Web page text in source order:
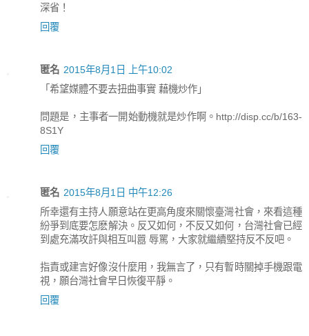
深省！
回覆
匿名 2015年8月1日 上午10:02
「希望媒體不要去扭曲事實 藉機炒作」
問題是，主事者一開始動機就是炒作啊。http://disp.cc/b/163-
8S1Y
回覆
匿名 2015年8月1日 中午12:26
所幸還有主持人願意站在更高角度來關懷臺灣社會，來看這種
紛爭到底要怎麽解決。反又如何，不反又如何，台灣社會已經
到處充滿攻訐與相互叫囂 辱罵，大家就繼續堅持反不反吧。
指責或建言好像沒什麼用，我無言了，只有暫時關掉手機跟電
視，願台灣社會早日恢復平靜。
回覆